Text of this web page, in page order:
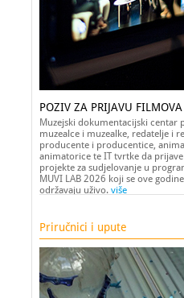
POZIV ZA PRIJAVU FILMOVA
Muzejski dokumentacijski centar
muzealce i muzealke, redatelje i
producente i producentice,
animatorice te IT tvrtke da
projekte za sudjelovanje u
MUVI LAB 2026 koji se ove
održavaju uživo. više
Priručnici i upute